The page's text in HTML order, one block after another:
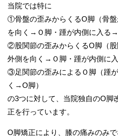
当院では特に
①骨盤の歪みからくるO脚（骨
を向く→Ｏ脚・踵が内側に入る
②股関節の歪みからくるO脚（
外側を向く→Ｏ脚・踵が内側に
③足関節の歪みによるＯ脚（踵
く→O脚）
の3つに対して、当院独自のO脚
正を行っています。
O脚矯正により、膝の痛みのみ